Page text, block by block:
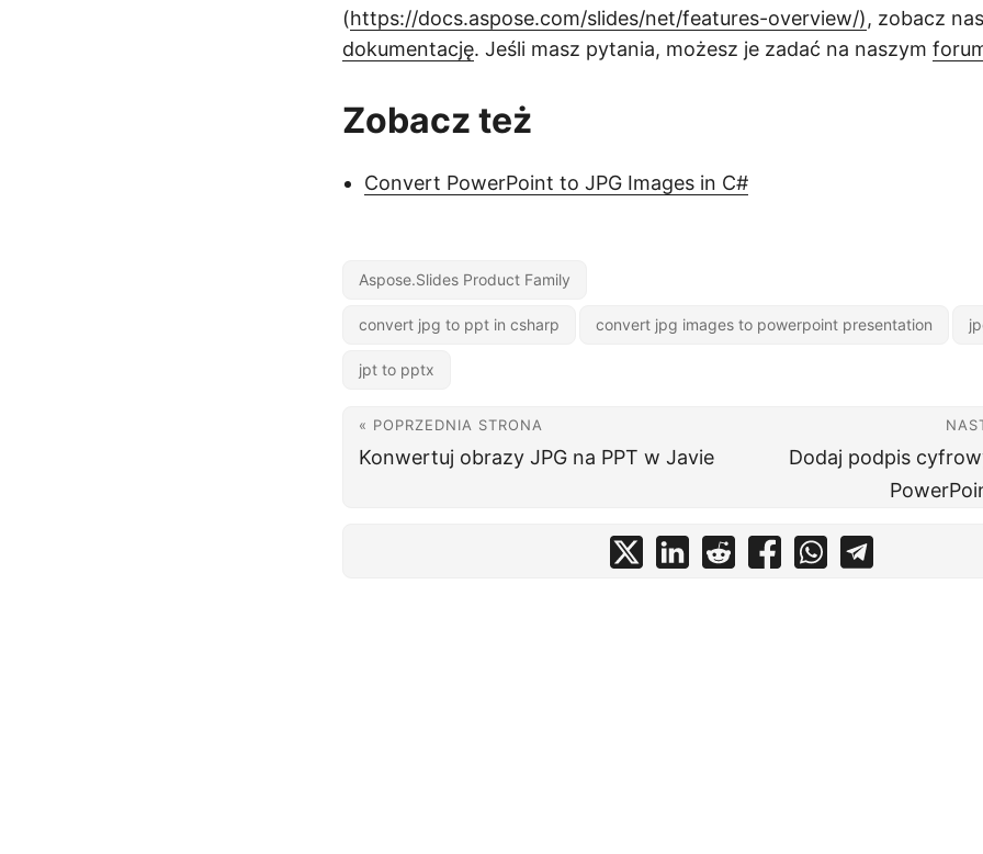
(https://docs.aspose.com/slides/net/features-overview/), zobacz
dokumentację. Jeśli masz pytania, możesz je zadać na naszym
Zobacz też
Convert PowerPoint to JPG Images in C#
Aspose.Slides Product Family
convert jpg to ppt in csharp convert jpg images to powerpoint presentation
jpt to pptx
« POPRZEDNIA STRONA
Konwertuj obrazy JPG na PPT w Javie
Dodaj podpis